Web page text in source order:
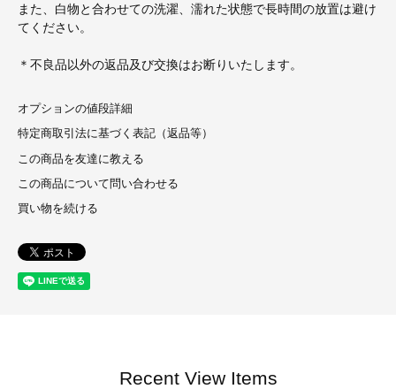
また、白物と合わせての洗濯、濡れた状態で長時間の放置は避け
てください。
＊不良品以外の返品及び交換はお断りいたします。
オプションの値段詳細
特定商取引法に基づく表記（返品等）
この商品を友達に教える
この商品について問い合わせる
買い物を続ける
Recent View Items